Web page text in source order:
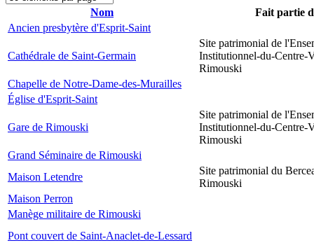
Nom
Fait partie
Ancien presbytère d'Esprit-Saint
Cathédrale de Saint-Germain
Site patrimonial de
Institutionnel-du-Centre-
Rimouski
Chapelle de Notre-Dame-des-Murailles
Église d'Esprit-Saint
Gare de Rimouski
Site patrimonial de
Institutionnel-du-Centre-
Rimouski
Grand Séminaire de Rimouski
Maison Letendre
Site patrimonial du
Rimouski
Maison Perron
Manège militaire de Rimouski
Pont couvert de Saint-Anaclet-de-Lessard